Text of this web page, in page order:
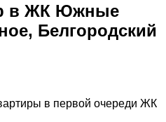
в ЖК Южные
Белгородский
в первой очереди ЖК